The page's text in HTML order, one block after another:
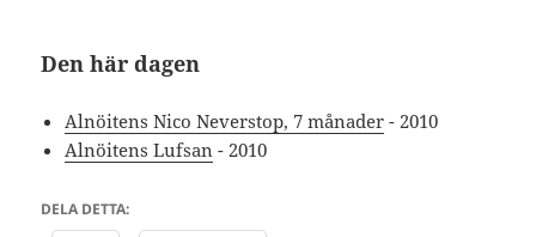
Den här dagen
Alnöitens Nico Neverstop, 7 månader - 2010
Alnöitens Lufsan - 2010
DELA DETTA: